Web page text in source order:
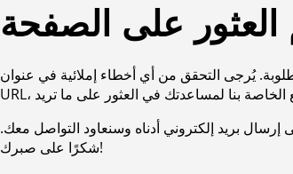
العثور على الصفحة
يُرجى التحقق من أي أخطاء إملائية في عنوان
بريد إلكتروني أدناه وسنعاود التواصل معك.
شكرًا على صبرك!